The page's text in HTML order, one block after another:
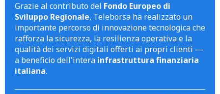
Grazie al contributo del Fondo Europeo di
Sviluppo Regionale, Teleborsa ha realizzato un
importante percorso di innovazione tecnologica che
rafforza la sicurezza, la resilienza operativa e la
qualità dei servizi digitali offerti ai propri clienti —
a beneficio dell'intera infrastruttura finanziaria
italiana.